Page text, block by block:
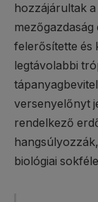
hozzájárultak
felerősítette és
legtávolabbi
versenyelőnyt
rendelkező
biológiai